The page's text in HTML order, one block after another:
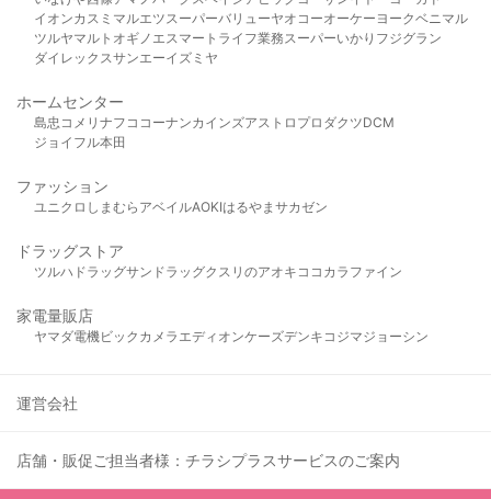
イオンカスミ マルエツスーパーバリューヤオコーオーケー ヨークベニマル
ツルヤマルト オギノ エスマート ライフ業務スーパーいかり フジグラン
ダイレックスサンエーイズミヤ
ホームセンター
島忠 コメリ ナフコ コーナンカインズアストロプロダクツDCM
ジョイフル本田
ファッション
ユニクロ しまむら アベイルAOKIはるやま サカゼン
ドラッグストア
ツルハドラッグサンドラッグクスリのアオキ ココカラファイン
家電量販店
ヤマダ電機ビックカメラ エディオンケーズデンキ コジマジョーシン
運営会社
店舗・販促ご担当者様：チラシプラスサービスのご案内